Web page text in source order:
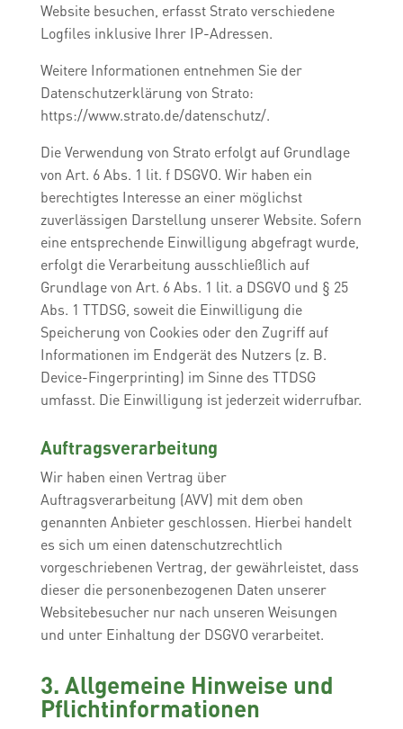
Website besuchen, erfasst Strato verschiedene
Logfiles inklusive Ihrer IP-Adressen.
Weitere Informationen entnehmen Sie der
Datenschutzerklärung von Strato:
https://www.strato.de/datenschutz/.
Die Verwendung von Strato erfolgt auf Grundlage
von Art. 6 Abs. 1 lit. f DSGVO. Wir haben ein
berechtigtes Interesse an einer möglichst
zuverlässigen Darstellung unserer Website. Sofern
eine entsprechende Einwilligung abgefragt wurde,
erfolgt die Verarbeitung ausschließlich auf
Grundlage von Art. 6 Abs. 1 lit. a DSGVO und § 25
Abs. 1 TTDSG, soweit die Einwilligung die
Speicherung von Cookies oder den Zugriff auf
Informationen im Endgerät des Nutzers (z. B.
Device-Fingerprinting) im Sinne des TTDSG
umfasst. Die Einwilligung ist jederzeit widerrufbar.
Auftragsverarbeitung
Wir haben einen Vertrag über
Auftragsverarbeitung (AVV) mit dem oben
genannten Anbieter geschlossen. Hierbei handelt
es sich um einen datenschutzrechtlich
vorgeschriebenen Vertrag, der gewährleistet, dass
dieser die personenbezogenen Daten unserer
Websitebesucher nur nach unseren Weisungen
und unter Einhaltung der DSGVO verarbeitet.
3. Allgemeine Hinweise und
Pflicht­informationen